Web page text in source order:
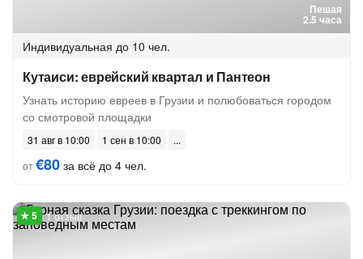
Пешая
2.5 часа
Индивидуальная до 10 чел.
Кутаиси: еврейский квартал и Пантеон
Узнать историю евреев в Грузии и полюбоваться городом
со смотровой площадки
31 авг в 10:00
1 сен в 10:00
от€80 за всё до 4 чел.
1 отзыв